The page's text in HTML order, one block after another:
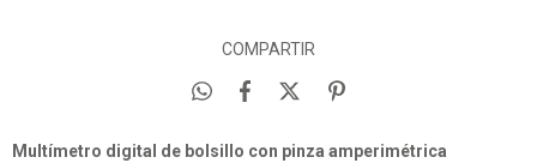
COMPARTIR
Multímetro digital de bolsillo con pinza amperimétrica